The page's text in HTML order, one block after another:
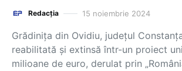
Redacția 15 noiembrie 2024
Grădinița din Ovidiu, județul
reabilitată și extinsă într-un proiect
milioane de euro, derulat prin